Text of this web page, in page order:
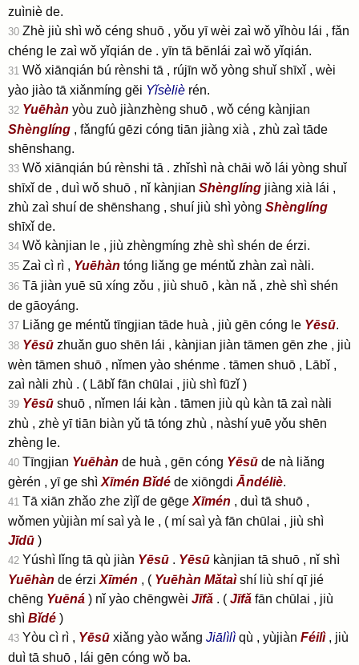
zuìniè de.
30 Zhè jiù shì wǒ céng shuō , yǒu yī wèi zaì wǒ yǐhòu lái , fǎn
chéng le zaì wǒ yǐqián de . yīn tā bĕnlái zaì wǒ yǐqián.
31 Wǒ xiānqián bú rènshi tā , rújīn wǒ yòng shuǐ shīxǐ , wèi
yào jiào tā xiǎnmíng gĕi Yǐsèliè rén.
32 Yuēhàn yòu zuò jiànzhèng shuō , wǒ céng kànjian
Shènglíng , fǎngfú gēzi cóng tiān jiàng xià , zhù zaì tāde
shēnshang.
33 Wǒ xiānqián bú rènshi tā . zhǐshì nà chāi wǒ lái yòng shuǐ
shīxǐ de , duì wǒ shuō , nǐ kànjian Shènglíng jiàng xià lái ,
zhù zaì shuí de shēnshang , shuí jiù shì yòng Shènglíng
shīxǐ de.
34 Wǒ kànjian le , jiù zhèngmíng zhè shì shén de érzi.
35 Zaì cì rì , Yuēhàn tóng liǎng ge méntǔ zhàn zaì nàli.
36 Tā jiàn yuē sū xíng zǒu , jiù shuō , kàn nǎ , zhè shì shén
de gāoyáng.
37 Liǎng ge méntǔ tīngjian tāde huà , jiù gēn cóng le Yēsū.
38 Yēsū zhuǎn guo shēn lái , kànjian jiàn tāmen gēn zhe , jiù
wèn tāmen shuō , nǐmen yào shénme . tāmen shuō , Lābǐ ,
zaì nàli zhù . ( Lābǐ fān chūlai , jiù shì fūzǐ )
39 Yēsū shuō , nǐmen lái kàn . tāmen jiù qù kàn tā zaì nàli
zhù , zhè yī tiān biàn yǔ tā tóng zhù , nàshí yuē yǒu shēn
zhèng le.
40 Tīngjian Yuēhàn de huà , gēn cóng Yēsū de nà liǎng
gèrén , yī ge shì Xīmén Bǐdé de xiōngdi Āndéliè.
41 Tā xiān zhǎo zhe zìjǐ de gēge Xīmén , duì tā shuō ,
wǒmen yùjiàn mí saì yà le , ( mí saì yà fān chūlai , jiù shì
Jīdū )
42 Yúshì lǐng tā qù jiàn Yēsū . Yēsū kànjian tā shuō , nǐ shì
Yuēhàn de érzi Xīmén , ( Yuēhàn Mǎtaìshí liù shí qī jié
chēng Yuēná ) nǐ yào chēngwèi Jīfǎ . ( Jīfǎ fān chūlai , jiù
shì Bǐdé )
43 Yòu cì rì , Yēsū xiǎng yào wǎng Jiālìlì qù , yùjiàn Féilì, jiù
duì tā shuō , lái gēn cóng wǒ ba.